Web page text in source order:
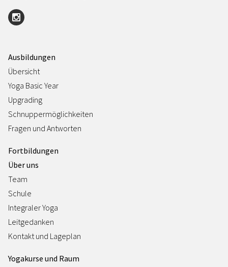
Ausbildungen
Übersicht
Yoga Basic Year
Upgrading
Schnuppermöglichkeiten
Fragen und Antworten
Fortbildungen
Über uns
Team
Schule
Integraler Yoga
Leitgedanken
Kontakt und Lageplan
Yogakurse und Raum